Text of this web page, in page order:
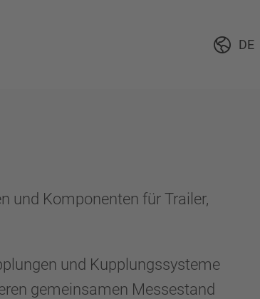
DE
und Komponenten für Trailer,
und Kupplungssysteme
gemeinsamen Messestand